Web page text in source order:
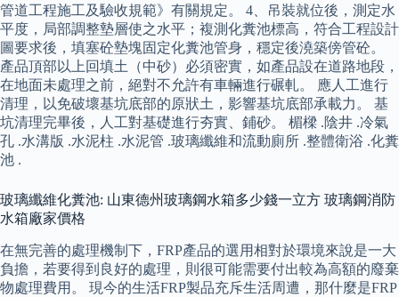
管道工程施工及驗收規範》有關規定。 4、吊裝就位後，測定水
平度，局部調整墊層使之水平；複測化糞池標高，符合工程設計
圖要求後，填塞砼墊塊固定化糞池管身，穩定後澆築傍管砼。
產品頂部以上回填土（中砂）必須密實，如產品設在道路地段，
在地面未處理之前，絕對不允許有車輛進行碾軋。 應人工進行
清理，以免破壞基坑底部的原狀土，影響基坑底部承載力。 基
坑清理完畢後，人工對基礎進行夯實、鋪砂。 楣樑 .陰井 .冷氣
孔 .水溝版 .水泥柱 .水泥管 .玻璃纖維和流動廁所 .整體衛浴 .化糞
池 .
玻璃纖維化糞池: 山東德州玻璃鋼水箱多少錢一立方 玻璃鋼消防
水箱廠家價格
在無完善的處理機制下，FRP產品的選用相對於環境來說是一大
負擔，若要得到良好的處理，則很可能需要付出較為高額的廢棄
物處理費用。 現今的生活FRP製品充斥生活周遭，那什麼是FRP